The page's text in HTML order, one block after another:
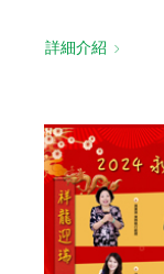
詳細介紹